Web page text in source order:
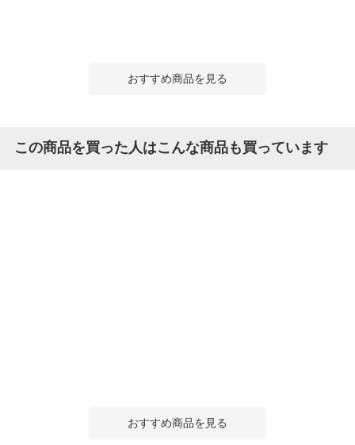
おすすめ商品を見る
この商品を買った人はこんな商品も買っています
おすすめ商品を見る